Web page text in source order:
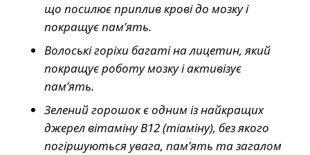
що посилює приплив крові до мозку і
покращує пам’ять.
Волоські горіхи багаті на лицетин, який
покращує роботу мозку і активізує
пам’ять.
Зелений горошок є одним із найкращих
джерел вітаміну В12 (тіаміну), без якого
погіршуються увага, пам’ять та загалом